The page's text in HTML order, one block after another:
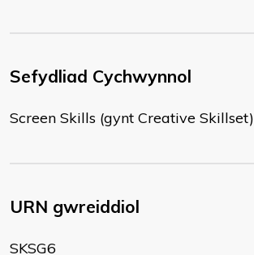
Sefydliad Cychwynnol
Screen Skills (gynt Creative Skillset)
URN gwreiddiol
SKSG6